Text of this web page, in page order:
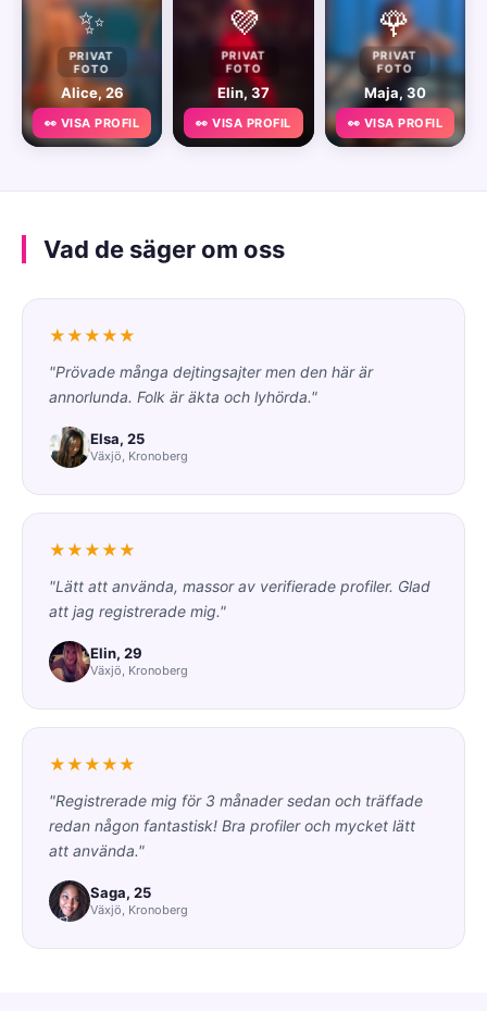
✨
PRIVAT
FOTO
Alice, 26
👀 VISA PROFIL
💜
PRIVAT
FOTO
Elin, 37
👀 VISA PROFIL
🌹
PRIVAT
FOTO
Maja, 30
👀 VISA PROFIL
Vad de säger om oss
★★★★★
"Prövade många dejtingsajter men den här är
annorlunda. Folk är äkta och lyhörda."
Elsa, 25
Växjö, Kronoberg
★★★★★
"Lätt att använda, massor av verifierade profiler. Glad
att jag registrerade mig."
Elin, 29
Växjö, Kronoberg
★★★★★
"Registrerade mig för 3 månader sedan och träffade
redan någon fantastisk! Bra profiler och mycket lätt
att använda."
Saga, 25
Växjö, Kronoberg